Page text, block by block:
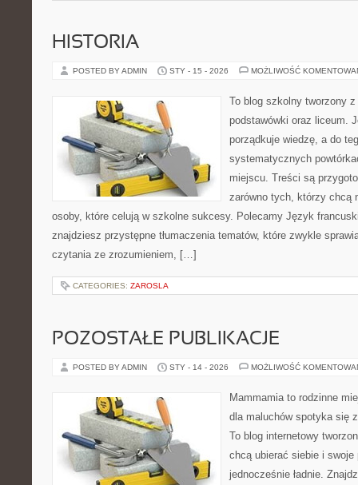
HISTORIA
POSTED BY ADMIN STY - 15 - 2026 MOŻLIWOŚĆ
To blog szkolny tworzony
podstawówki oraz liceum.
porządkuje wiedzę, a do
systematycznych
miejscu. Treści są
zarówno tych, którzy chcą
osoby, które celują w szkolne sukcesy. Polecamy Język
znajdziesz przystępne tłumaczenia tematów, które zwykle
czytania ze zrozumieniem, […]
CATEGORIES: ZAROSLA
POZOSTAŁE PUBLIKACJE
POSTED BY ADMIN STY - 14 - 2026 MOŻLIWOŚĆ
Mammamia to rodzinne
dla maluchów spotyka się
To blog internetowy
chcą ubierać siebie i
jednocześnie ładnie.